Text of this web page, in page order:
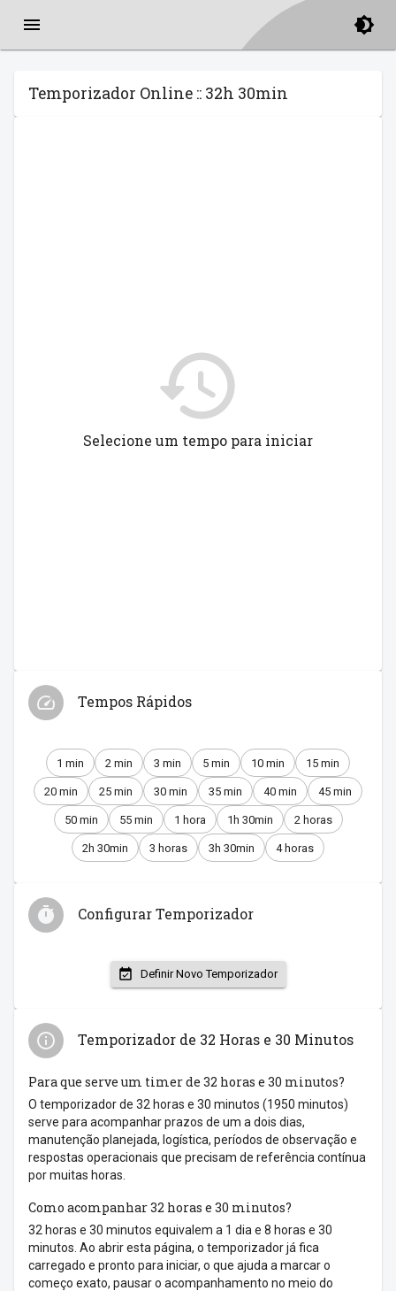
Temporizador Online :: 32h 30min
Selecione um tempo para iniciar
Tempos Rápidos
1 min 2 min 3 min 5 min 10 min 15 min
20 min 25 min 30 min 35 min 40 min 45 min
50 min 55 min 1 hora 1h 30min 2 horas
2h 30min 3 horas 3h 30min 4 horas
Configurar Temporizador
Definir Novo Temporizador
Temporizador de 32 Horas e 30 Minutos
Para que serve um timer de 32 horas e 30 minutos?
O temporizador de 32 horas e 30 minutos (1950 minutos)
serve para acompanhar prazos de um a dois dias,
manutenção planejada, logística, períodos de observação e
respostas operacionais que precisam de referência contínua
por muitas horas.
Como acompanhar 32 horas e 30 minutos?
32 horas e 30 minutos equivalem a 1 dia e 8 horas e 30
minutos. Ao abrir esta página, o temporizador já fica
carregado e pronto para iniciar, o que ajuda a marcar o
começo exato, pausar o acompanhamento no meio do